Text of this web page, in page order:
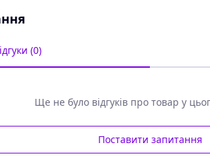
(0)
Ще не було відгуків про товар у
Поставити запитання